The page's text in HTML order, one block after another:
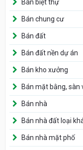
Bán biệt thự
Bán chung cư
Bán đất
Bán đất nền dự án
Bán kho xưởng
Bán mặt bằng, sàn
Bán nhà
Bán nhà đất loại
Bán nhà mặt phố